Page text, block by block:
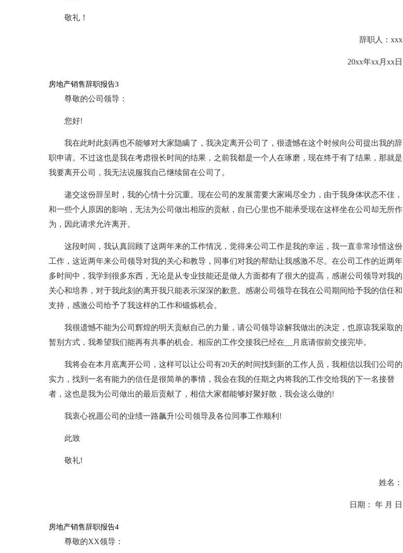
敬礼！
辞职人：xxx
20xx年xx月xx日
房地产销售辞职报告3
尊敬的公司领导：
您好!
我在此时此刻再也不能够对大家隐瞒了，我决定离开公司了，很遗憾在这个时候向公司提出我的辞
职申请。不过这也是我在考虑很长时间的结果，之前我都是一个人在琢磨，现在终于有了结果，那就是
我要离开公司，我无法说服我自己继续留在公司了。
递交这份辞呈时，我的心情十分沉重。现在公司的发展需要大家竭尽全力，由于我身体状态不佳，
和一些个人原因的影响，无法为公司做出相应的贡献，自已心里也不能承受现在这样坐在公司却无所作
为，因此请求允许离开。
这段时间，我认真回顾了这两年来的工作情况，觉得来公司工作是我的幸运，我一直非常珍惜这份
工作，这近两年来公司领导对我的关心和教导，同事们对我的帮助让我感激不尽。在公司工作的近两年
多时间中，我学到很多东西，无论是从专业技能还是做人方面都有了很大的提高，感谢公司领导对我的
关心和培养，对于我此刻的离开我只能表示深深的歉意。感谢公司领导在我在公司期间给予我的信任和
支持，感激公司给予了我这样的工作和锻炼机会。
我很遗憾不能为公司辉煌的明天贡献自己的力量，请公司领导谅解我做出的决定，也原谅我采取的
暂别方式，我希望我们能再有共事的机会。相应的工作交接我已经在__月底请假前交接完毕。
我将会在本月底离开公司，这样可以让公司有20天的时间找到新的工作人员，我相信以我们公司的
实力，找到一名有能力的信任是很简单的事情，我会在我的任期之内将我的工作交给我的下一名接替
者，这也是我为公司做出的最后贡献了，相信大家都能够好聚好散，我会这么做的!
我衷心祝愿公司的业绩一路飙升!公司领导及各位同事工作顺利!
此致
敬礼!
姓名：
日期： 年 月 日
房地产销售辞职报告4
尊敬的XX领导：